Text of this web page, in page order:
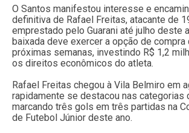
O Santos manifestou interesse e
definitiva de Rafael Freitas, atacante de
emprestado pelo Guarani até julho deste
baixada deve exercer a opção de compra
próximas semanas, investindo R$ 1,2
os direitos econômicos do atleta.
Rafael Freitas chegou à Vila Belmiro em
rapidamente se destacou nas categorias
marcando três gols em três partidas na
de Futebol Júnior deste ano.